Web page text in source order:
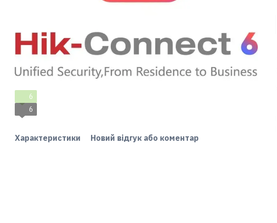
6
6
Характеристики Новий відгук або коментар